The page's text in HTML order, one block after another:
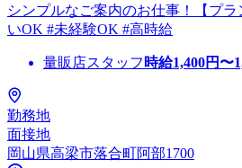
シンプルなご案内のお仕事！【プ
いOK #未経験OK #高時給
量販店スタッフ 時給1,400円〜
勤務地
面接地
岡山県高梁市落合町阿部1700